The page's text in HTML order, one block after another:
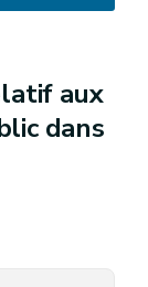
aux
dans